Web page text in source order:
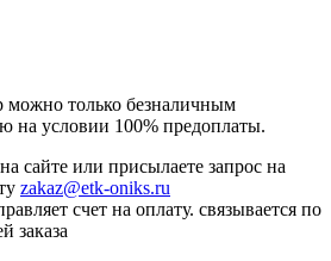
можно только безналичным
на условии 100% предоплаты.
сайте или присылаете запрос на
zakaz@etk-oniks.ru
счет на оплату. связывается по
заказа